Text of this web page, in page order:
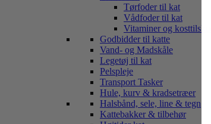
Tørfoder til kat
Vådfoder til kat
Vitaminer og kosttilskud
Godbidder til katte
Vand- og Madskåle
Legetøj til kat
Pelspleje
Transport Tasker
Hule, kurv & kradsetræer
Halsbånd, sele, line & tegn
Kattebakker & tilbehør